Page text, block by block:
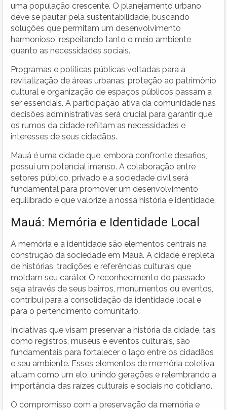
uma população crescente. O planejamento urbano
deve se pautar pela sustentabilidade, buscando
soluções que permitam um desenvolvimento
harmonioso, respeitando tanto o meio ambiente
quanto as necessidades sociais.
Programas e políticas públicas voltadas para a
revitalização de áreas urbanas, proteção ao patrimônio
cultural e organização de espaços públicos passam a
ser essenciais. A participação ativa da comunidade nas
decisões administrativas será crucial para garantir que
os rumos da cidade reflitam as necessidades e
interesses de seus cidadãos.
Mauá é uma cidade que, embora confronte desafios,
possui um potencial imenso. A colaboração entre
setores público, privado e a sociedade civil será
fundamental para promover um desenvolvimento
equilibrado e que valorize a nossa história e identidade.
Mauá: Memória e Identidade Local
A memória e a identidade são elementos centrais na
construção da sociedade em Mauá. A cidade é repleta
de histórias, tradições e referências culturais que
moldam seu caráter. O reconhecimento do passado,
seja através de seus bairros, monumentos ou eventos,
contribui para a consolidação da identidade local e
para o pertencimento comunitário.
Iniciativas que visam preservar a história da cidade, tais
como registros, museus e eventos culturais, são
fundamentais para fortalecer o laço entre os cidadãos
e seu ambiente. Esses elementos de memória coletiva
atuam como um elo, unindo gerações e relembrando a
importância das raízes culturais e sociais no cotidiano.
O compromisso com a preservação da memória e